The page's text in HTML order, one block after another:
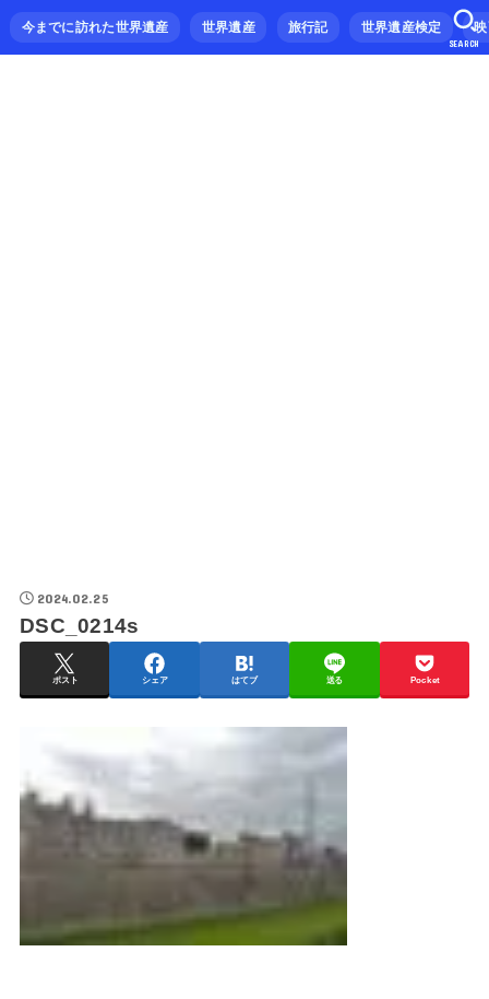
今までに訪れた世界遺産 世界遺産 旅行記 世界遺産検定
SEARCH
2024.02.25
DSC_0214s
ポスト シェア はてブ 送る Pocket